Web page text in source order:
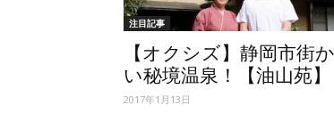
注目記事
【オクシズ】静岡市街
い秘境温泉！【油山苑】
2017年1月13日